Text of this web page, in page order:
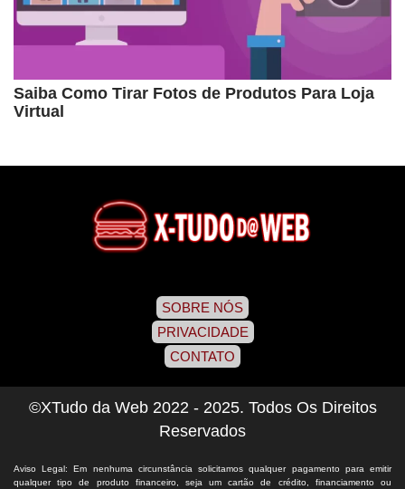
Saiba Como Tirar Fotos de Produtos Para Loja
Virtual
SOBRE NÓS
PRIVACIDADE
CONTATO
©XTudo da Web 2022 - 2025. Todos Os Direitos
Reservados
Aviso Legal: Em nenhuma circunstância solicitamos qualquer pagamento para emitir
qualquer tipo de produto financeiro, seja um cartão de crédito, financiamento ou